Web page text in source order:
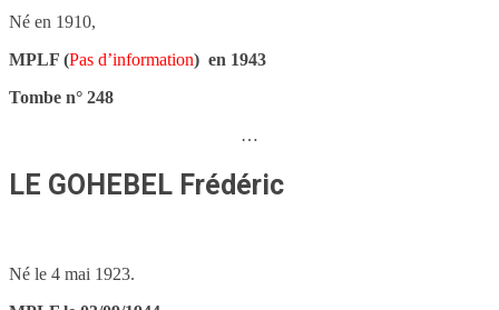
Né en 1910,
MPLF (Pas d’information) en 1943
Tombe n° 248
…
LE GOHEBEL Frédéric
Né le 4 mai 1923.